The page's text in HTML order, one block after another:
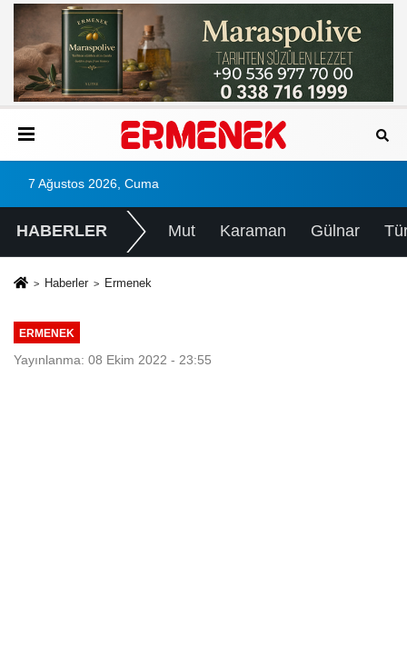
7 Ağustos 2026, Cuma
HABERLER Mut Karaman Gülnar
Haberler Ermenek
ERMENEK
Yayınlanma: 08 Ekim 2022 - 23:55